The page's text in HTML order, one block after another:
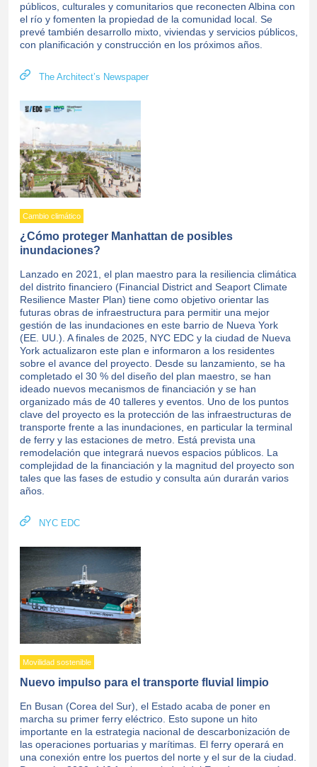
públicos, culturales y comunitarios que reconecten Albina con
el río y fomenten la propiedad de la comunidad local. Se
prevé también desarrollo mixto, viviendas y servicios públicos,
con planificación y construcción en los próximos años.
The Architect’s Newspaper
Cambio climático
¿Cómo proteger Manhattan de posibles
inundaciones?
Lanzado en 2021, el plan maestro para la resiliencia climática
del distrito financiero (Financial District and Seaport Climate
Resilience Master Plan) tiene como objetivo orientar las
futuras obras de infraestructura para permitir una mejor
gestión de las inundaciones en este barrio de Nueva York
(EE. UU.). A finales de 2025, NYC EDC y la ciudad de Nueva
York actualizaron este plan e informaron a los residentes
sobre el avance del proyecto. Desde su lanzamiento, se ha
completado el 30 % del diseño del plan maestro, se han
ideado nuevos mecanismos de financiación y se han
organizado más de 40 talleres y eventos. Uno de los puntos
clave del proyecto es la protección de las infraestructuras de
transporte frente a las inundaciones, en particular la terminal
de ferry y las estaciones de metro. Está prevista una
remodelación que integrará nuevos espacios públicos. La
complejidad de la financiación y la magnitud del proyecto son
tales que las fases de estudio y consulta aún durarán varios
años.
NYC EDC
Movilidad sostenible
Nuevo impulso para el transporte fluvial limpio
En Busan (Corea del Sur), el Estado acaba de poner en
marcha su primer ferry eléctrico. Esto supone un hito
importante en la estrategia nacional de descarbonización de
las operaciones portuarias y marítimas. El ferry operará en
una conexión entre los puertos del norte y el sur de la ciudad.